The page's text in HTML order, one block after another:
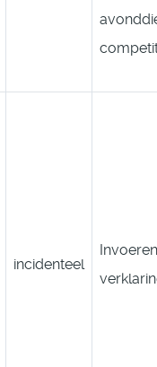
incidenteel